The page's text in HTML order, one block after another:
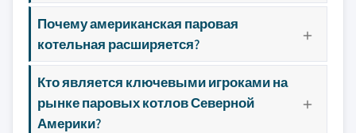
Почему американская паровая
котельная расширяется?
Кто является ключевыми игроками на
рынке паровых котлов Северной
Америки?